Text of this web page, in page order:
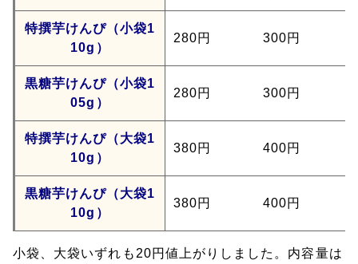
特撰芋けんぴ（小袋1
10g）
280円 300円
黒糖芋けんぴ（小袋1
05g）
280円 300円
特撰芋けんぴ（大袋1
10g）
380円 400円
黒糖芋けんぴ（大袋1
10g）
380円 400円
小袋、大袋いずれも20円値上がりしました。内容量は